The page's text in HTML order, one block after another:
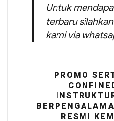
Untuk
terbaru
kami via
PROMO
RESMI